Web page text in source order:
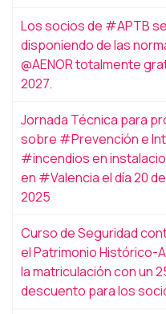
Los socios de #APTB
disponiendo de las
@AENOR totalmente
2027.
Jornada Técnica para
sobre #Prevención e
#incendios en
en #Valencia el día 20
2025
Curso de Seguridad
el Patrimonio Histórico-
la matriculación con un
descuento para los